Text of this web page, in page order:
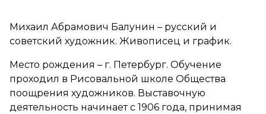
Михаил Абрамович Балунин – русский и
советский художник. Живописец и график.
Место рождения – г. Петербург. Обучение
проходил в Рисовальной школе Общества
поощрения художников. Выставочную
деятельность начинает с 1906 года, принимая